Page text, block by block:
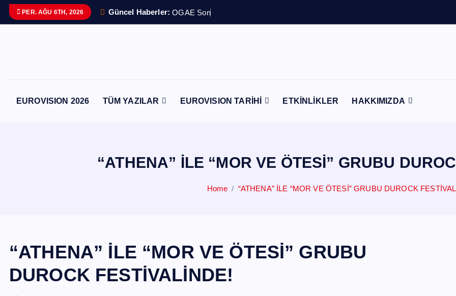
PER. AĞU 6TH, 2026 Güncel Haberler: OGAE Song
EUROVISION 2026 TÜM YAZILAR EUROVISION TARİHİ ETKİNLİKLER HAKKIMIZDA
“ATHENA” İLE “MOR VE ÖTESİ” GRUBU
Home “ATHENA” İLE “MOR VE ÖTESİ” GRUBU DUROCK
“ATHENA” İLE “MOR VE ÖTESİ” GRUBU
DUROCK FESTİVALİNDE!